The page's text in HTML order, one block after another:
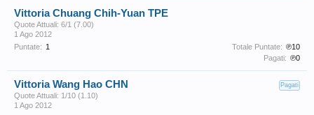
Vittoria Chuang Chih-Yuan TPE
Quote Attuali: 6/1 (7.00)
1 Ago 2012
Puntate: 1 Totale Puntate: ℗10
Pagati: ℗0
Pagati
Vittoria Wang Hao CHN
Quote Attuali: 1/10 (1.10)
1 Ago 2012